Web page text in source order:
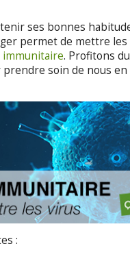
ses bonnes
permet de mettre les
immunitaire. Profitons
soin de nous
: